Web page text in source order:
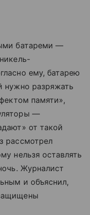
батареми —
ему, батарею
нужно разряжать
памяти»,
—
от такой
рассмотрел
нельзя оставлять
Журналист
и объяснил,